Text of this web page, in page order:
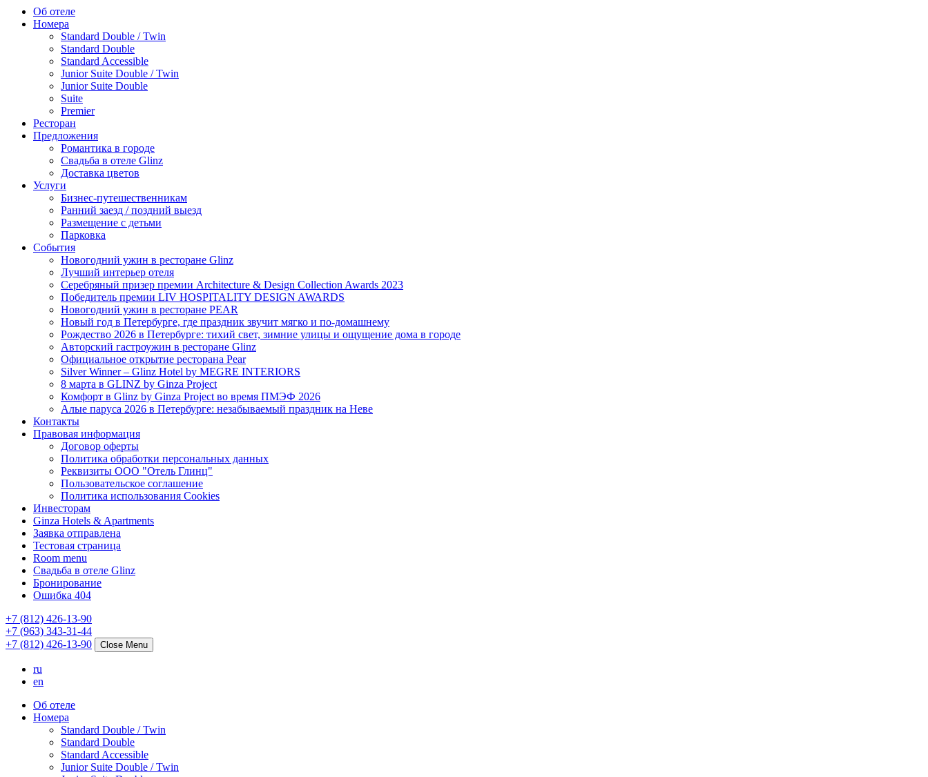
Об отеле
Номера
Standard Double / Twin
Standard Double
Standard Accessible
Junior Suite Double / Twin
Junior Suite Double
Suite
Premier
Ресторан
Предложения
Романтика в городе
Свадьба в отеле Glinz
Доставка цветов
Услуги
Бизнес-путешественникам
Ранний заезд / поздний выезд
Размещение с детьми
Парковка
События
Новогодний ужин в ресторане Glinz
Лучший интерьер отеля
Серебряный призер премии Architecture & Design Collection Awards 2023
Победитель премии LIV HOSPITALITY DESIGN AWARDS
Новогодний ужин в ресторане PEAR
Новый год в Петербурге, где праздник звучит мягко и по-домашнему
Рождество 2026 в Петербурге: тихий свет, зимние улицы и ощущение дома в городе
Авторский гастроужин в ресторане Glinz
Официальное открытие ресторана Pear
Silver Winner – Glinz Hotel by MEGRE INTERIORS
8 марта в GLINZ by Ginza Project
Комфорт в Glinz by Ginza Project во время ПМЭФ 2026
Алые паруса 2026 в Петербурге: незабываемый праздник на Неве
Контакты
Правовая информация
Договор оферты
Политика обработки персональных данных
Реквизиты ООО "Отель Глинц"
Пользовательское соглашение
Политика использования Cookies
Инвесторам
Ginza Hotels & Apartments
Заявка отправлена
Тестовая страница
Room menu
Свадьба в отеле Glinz
Бронирование
Ошибка 404
+7 (812) 426-13-90
+7 (963) 343-31-44
+7 (812) 426-13-90
Close Menu
ru
en
Об отеле
Номера
Standard Double / Twin
Standard Double
Standard Accessible
Junior Suite Double / Twin